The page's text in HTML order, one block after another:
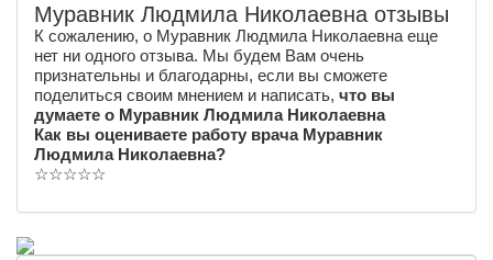
Муравник Людмила Николаевна отзывы
К сожалению, о Муравник Людмила Николаевна еще
нет ни одного отзыва. Мы будем Вам очень
признательны и благодарны, если вы сможете
поделиться своим мнением и написать, что вы
думаете о Муравник Людмила Николаевна
Как вы оцениваете работу врача Муравник
Людмила Николаевна?
☆☆☆☆☆